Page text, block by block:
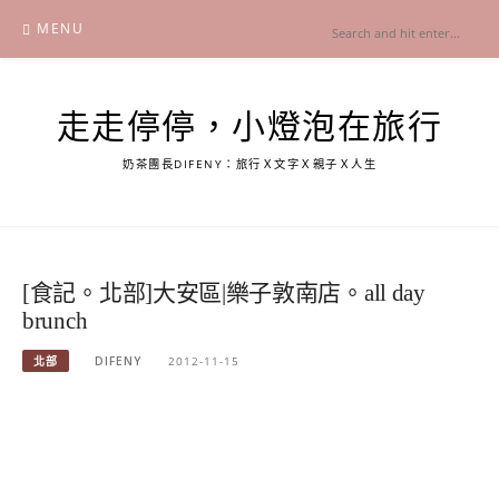
content
MENU
走走停停，小燈泡在旅行
奶茶團長DIFENY：旅行Ｘ文字Ｘ親子Ｘ人生
[食記。北部]大安區|樂子敦南店。all day
brunch
北部 DIFENY 2012-11-15